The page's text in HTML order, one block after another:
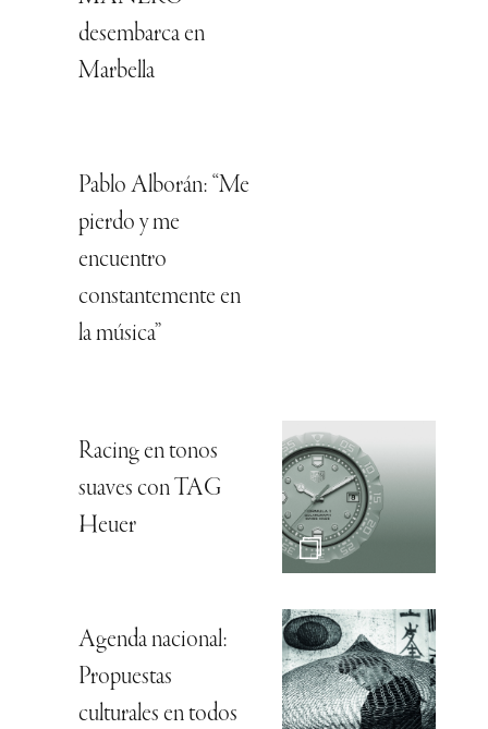
desembarca en
Marbella
Pablo Alborán: “Me
pierdo y me
encuentro
constantemente en
la música”
Racing en tonos
suaves con TAG
Heuer
Agenda nacional:
Propuestas
culturales en todos